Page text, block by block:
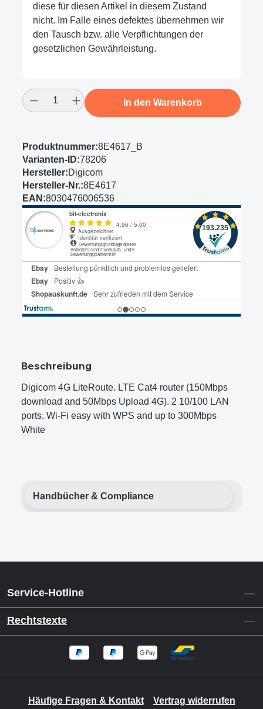
diese für diesen Artikel in diesem Zustand
nicht. Im Falle eines defektes übernehmen wir
den Tausch bzw. alle Verpflichtungen der
gesetzlichen Gewährleistung.
Produkt Anzahl: Gib den gewünschten
In den Warenkorb
Produktnummer:8E4617_B
Varianten-ID:78206
Hersteller:Digicom
Hersteller-Nr.:8E4617
EAN:8030476006536
Beschreibung
Digicom 4G LiteRoute. LTE Cat4 router (150Mbps
download and 50Mbps Upload 4G). 2 10/100 LAN
ports. Wi-Fi easy with WPS and up to 300Mbps
White
Handbücher & Compliance
Service-Hotline
Rechtstexte
Häufige Fragen & Kontakt Vertrag widerrufen